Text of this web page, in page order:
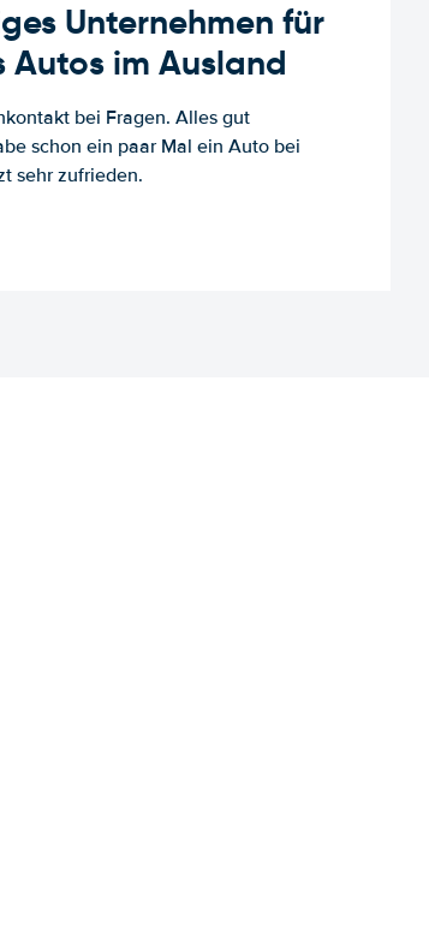
Unternehmen für
im Ausland
bei Fragen. Alles gut
schon ein paar Mal ein Auto bei
sehr zufrieden.